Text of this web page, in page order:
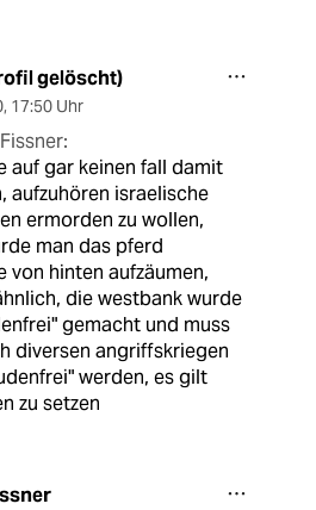
gelöscht)
, 17:50 Uhr
auf gar keinen fall damit
aufzuhören israelische
ermorden zu wollen,
man das pferd
von hinten aufzäumen,
die westbank wurde
gemacht und muss
diversen angriffskriegen
werden, es gilt
zu setzen